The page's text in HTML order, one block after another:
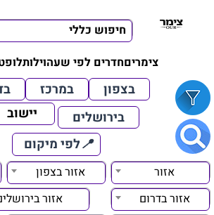
חיפוש כללי
צימריםחדרים לפי שעהוילות
בצפון במרכז
בירושלים
📍לפי מיקום
אזור אזור בצפון
אזור בדרום
אזור